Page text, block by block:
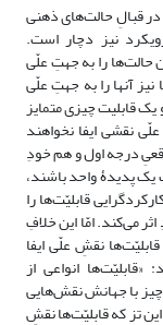
در قبالِ حالت‌های ذهنی
نیز دچار است.
حالت‌ها را به جهتِ علّی
آنها را به جهتِ علّی
قابلیت چیزی متمایز
نقشی ایفا نخواهند
درجه اول و هم خودِ
پدیدۀ واحد باشند،
قابلیّت‌ها را
می‌کند. امّا این خلافِ
نقشِ علّی ایفا
انواعی از
با جهانش نقش‌هایی
تز که قابلیّت‌ها نقشِ